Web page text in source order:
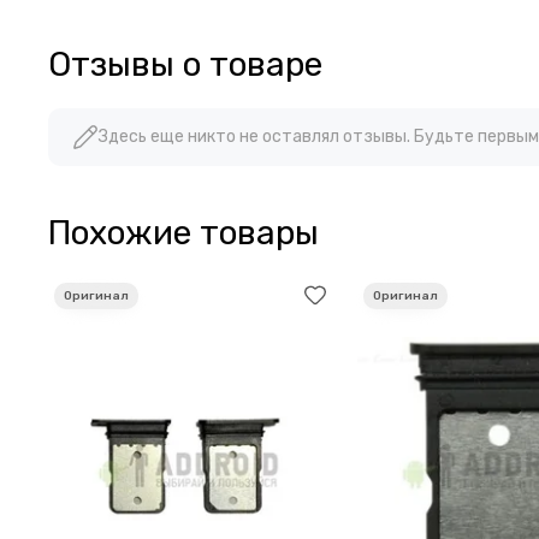
Отзывы о товаре
Здесь еще никто не оставлял отзывы. Будьте
Похожие товары